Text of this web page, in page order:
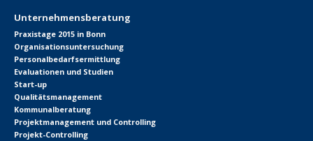
Unternehmensberatung
Praxistage 2015 in Bonn
Organisationsuntersuchung
Personalbedarfsermittlung
Evaluationen und Studien
Start-up
Qualitätsmanagement
Kommunalberatung
Projektmanagement und Controlling
Projekt-Controlling